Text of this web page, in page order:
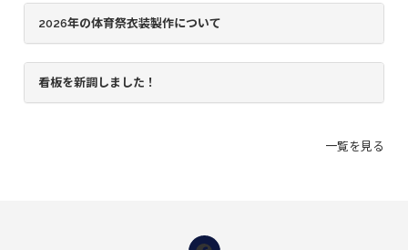
2026年の体育祭衣装製作について
看板を新調しました！
一覧を見る